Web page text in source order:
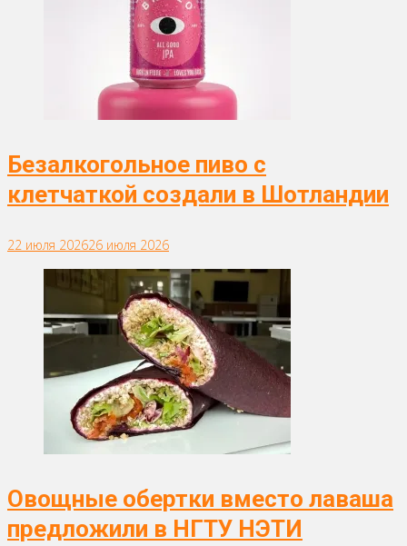
Безалкогольное пиво с
клетчаткой создали в Шотландии
22 июля 202626 июля 2026
Овощные обертки вместо лаваша
предложили в НГТУ НЭТИ